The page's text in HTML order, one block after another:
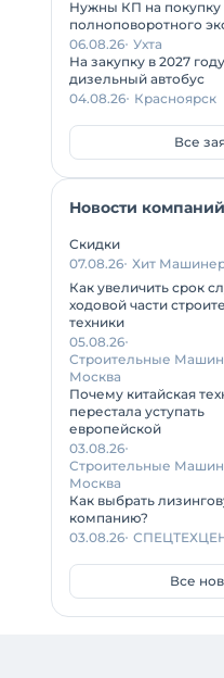
Нужны КП на покупку
полноповоротного
06.08.26 Ухта
На закупку в 2027
дизельный автобус
04.08.26 Красноярск
Все
Новости компаний
Скидки
07.08.26 Хит
Как увеличить срок
ходовой части
техники
05.08.26
Строительные
Москва
Почему китайская
перестала уступать
европейской
03.08.26
Строительные
Москва
Как выбрать
компанию?
03.08.26
Все